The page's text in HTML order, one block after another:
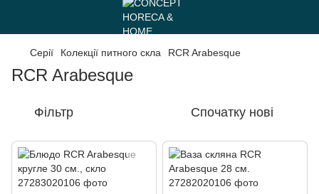
Серії Колекції питного скла RCR Arabesque
RCR Arabesque
Фільтр Спочатку нові